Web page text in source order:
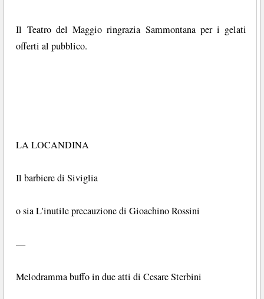
Il Teatro del Maggio ringrazia Sammontana per i gelati
offerti al pubblico.
LA LOCANDINA
Il barbiere di Siviglia
o sia L'inutile precauzione di Gioachino Rossini
—
Melodramma buffo in due atti di Cesare Sterbini